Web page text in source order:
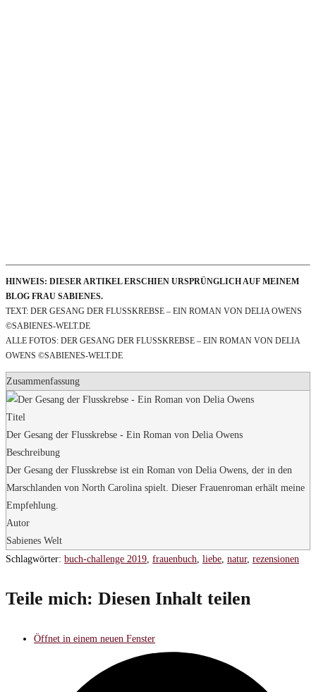
HINWEIS: DIESER ARTIKEL ERSCHIEN URSPRÜNGLICH AUF MEINEM
BLOG FRAU SABIENES.
TEXT: DER GESANG DER FLUSSKREBSE – EIN ROMAN VON DELIA OWENS
©SABIENES-WELT.DE
ALLE FOTOS: DER GESANG DER FLUSSKREBSE – EIN ROMAN VON DELIA
OWENS ©SABIENES-WELT.DE
Zusammenfassung
Titel
Der Gesang der Flusskrebse - Ein Roman von Delia Owens
Beschreibung
Der Gesang der Flusskrebse ist ein Roman von Delia Owens, der in den
Marschlanden von North Carolina spielt. Dieser Frauenroman erhält meine
Empfehlung.
Autor
Sabienes Welt
Schlagwörter: buch-challenge 2019, frauenbuch, liebe, natur, rezensionen
Teile mich: Diesen Inhalt teilen
Öffnet in einem neuen Fenster